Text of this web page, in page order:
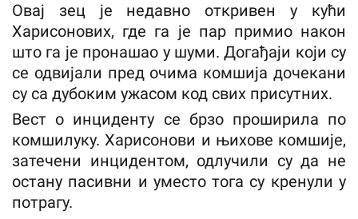
Овај зец је недавно откривен у кући
Харисонових, где га је пар примио након
што га је пронашао у шуми. Догађаји који су
се одвијали пред очима комшија дочекани
су са дубоким ужасом код свих присутних.
Вест о инциденту се брзо проширила по
комшилуку. Харисонови и њихове комшије,
затечени инцидентом, одлучили су да не
остану пасивни и уместо тога су кренули у
потрагу.